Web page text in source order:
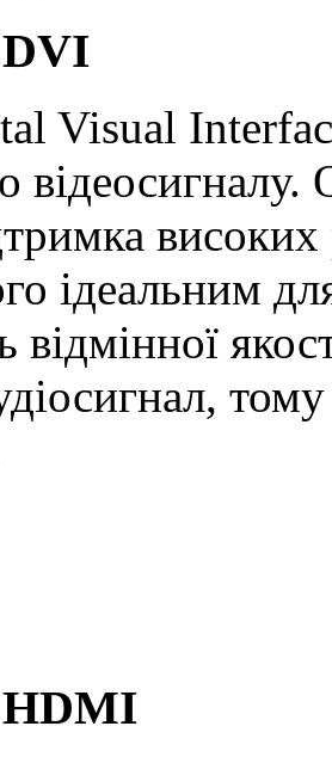
DVI
Visual
ідеальним
відмінної
HDMI